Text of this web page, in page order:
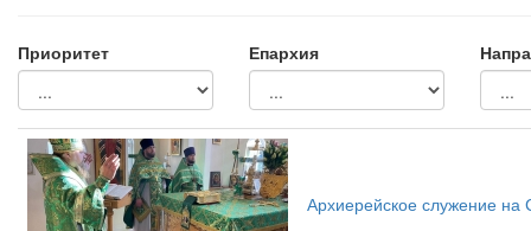
Приоритет Епархия
Архиерейское служение